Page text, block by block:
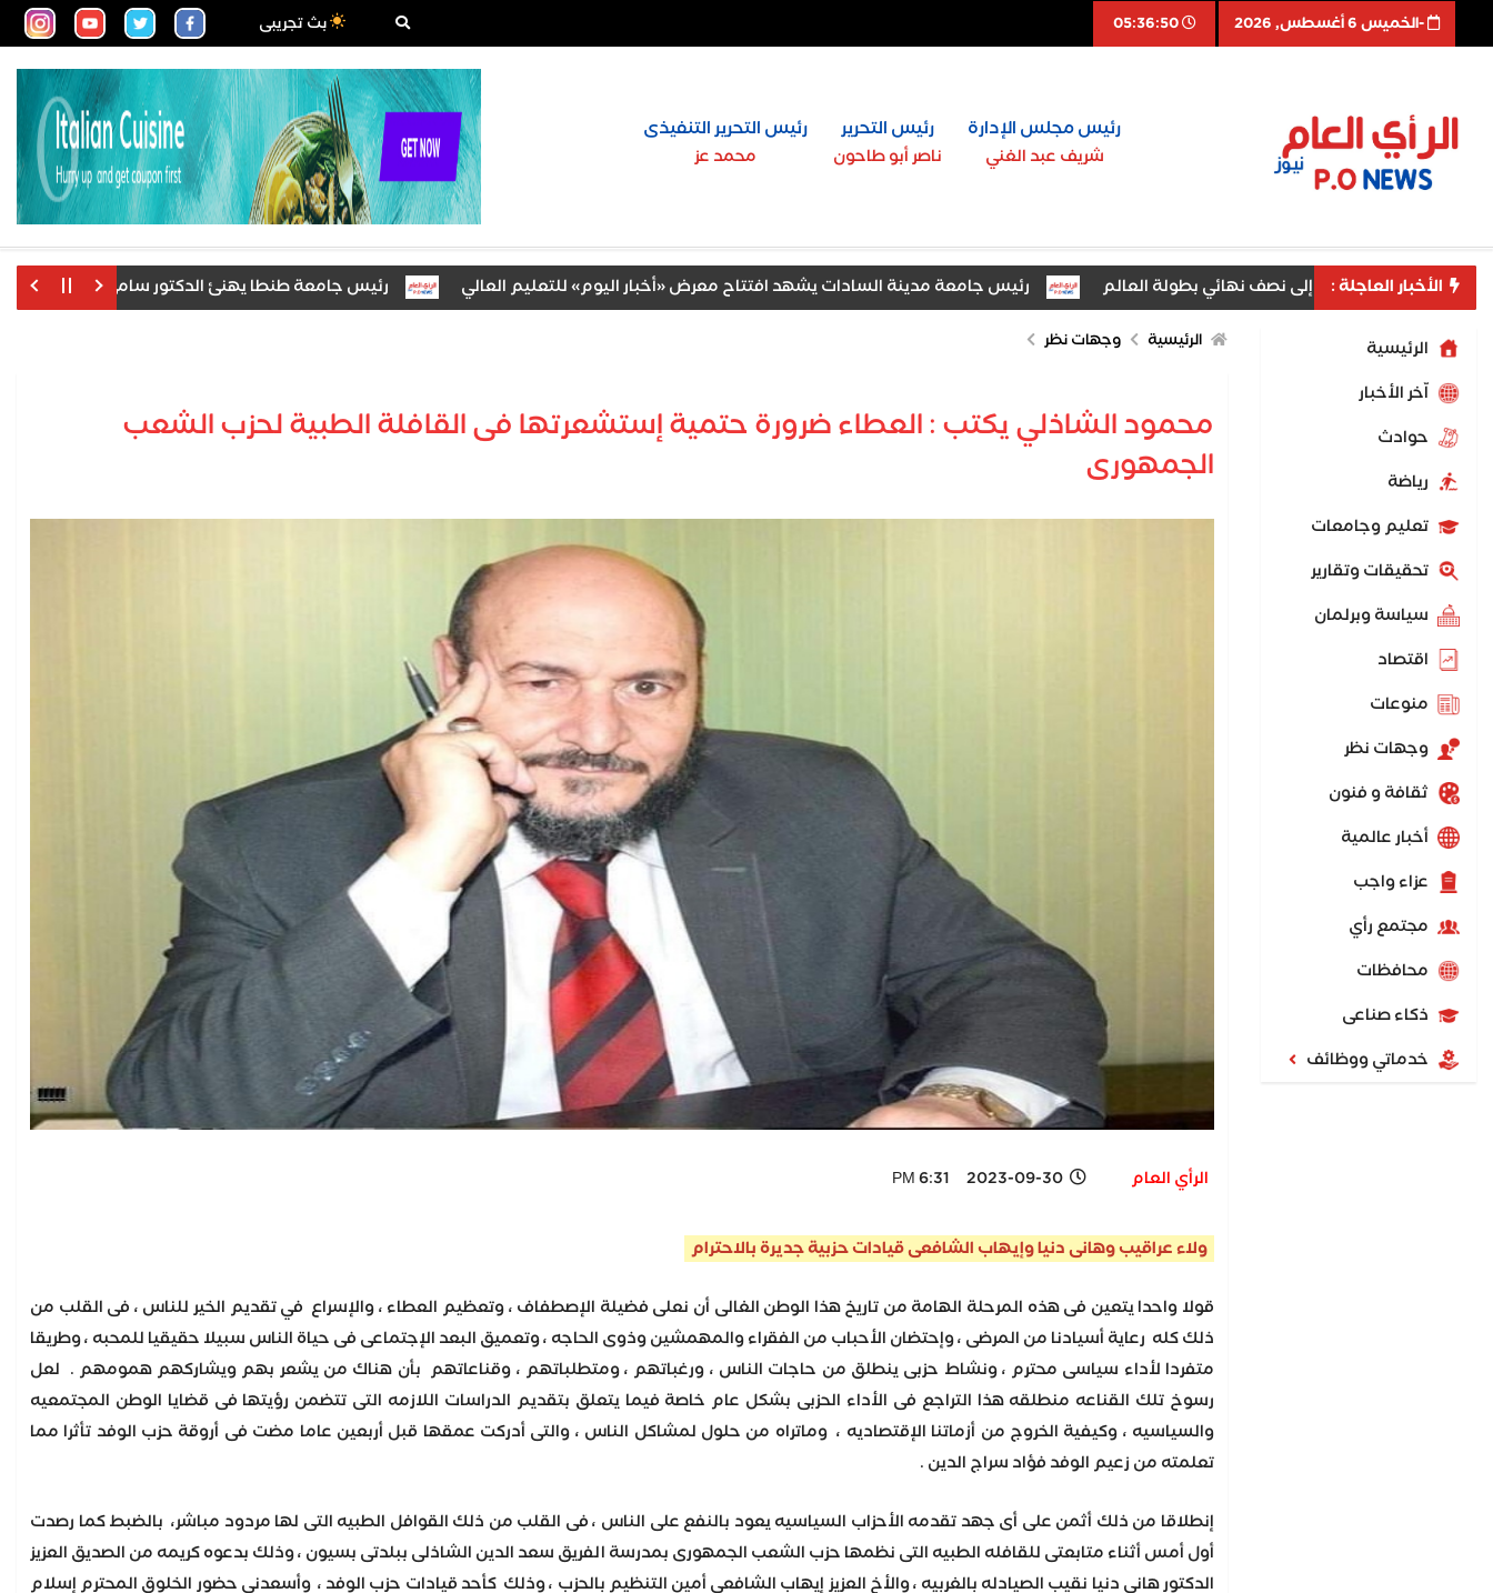
-الخميس 6 أغسطس, 2026 05:36:51 بث تجريبى
رئيس مجلس الإدارة
شريف عبد الغني
رئيس التحرير
ناصر أبو طاحون
رئيس التحرير التنفيذى
محمد عز
الأخبار العاجلة :
لناشئات اليد إلى نصف نهائي بطولة العالم رئيس جامعة مدينة السادات يشهد افتتاح معرض «أخبار اليوم» للتعليم العالي رئيس جامعة طنطا يهنئ الدكتور سامي عبد العال بتكليفه
والرياضة بالغربية يكرم المشاركين باختتام دورة «اكتشف... ذاتك» بالتعاون مع مؤسسة العلوم الإنسانية
الرئيسية
اّخر الأخبار
حوادث
رياضة
تعليم وجامعات
تحقيقات وتقارير
سياسة وبرلمان
اقتصاد
منوعات
وجهات نظر
ثقافة و فنون
أخبار عالمية
عزاء واجب
مجتمع رأي
محافظات
ذكاء صناعى
خدماتي ووظائف
الرئيسية وجهات نظر
محمود الشاذلي يكتب : العطاء ضرورة حتمية إستشعرتها فى القافلة الطبية لحزب الشعب
الجمهورى
الرأي العام 2023-09-30 6:31 PM
ولاء عراقيب وهانى دنيا وإيهاب الشافعى قيادات حزبية جديرة بالاحترام
قولا واحدا يتعين فى هذه المرحلة الهامة من تاريخ هذا الوطن الغالى أن نعلى فضيلة الإصطفاف ، وتعظيم العطاء ، والإسراع في تقديم الخير للناس ، فى القلب من
ذلك كله رعاية أسيادنا من المرضى ، وإحتضان الأحباب من الفقراء والمهمشين وذوى الحاجه ، وتعميق البعد الإجتماعى فى حياة الناس سبيلا حقيقيا للمحبه ، وطريقا
متفردا لأداء سياسى محترم ، ونشاط حزبى ينطلق من حاجات الناس ، ورغباتهم ، ومتطلباتهم ، وقناعاتهم بأن هناك من يشعر بهم ويشاركهم همومهم . لعل
رسوخ تلك القناعه منطلقه هذا التراجع فى الأداء الحزبى بشكل عام خاصة فيما يتعلق بتقديم الدراسات اللازمه التى تتضمن رؤيتها فى قضايا الوطن المجتمعيه
والسياسيه ، وكيفية الخروج من أزماتنا الإقتصاديه ، وماتراه من حلول لمشاكل الناس ، والتى أدركت عمقها قبل أربعين عاما مضت فى أروقة حزب الوفد تأثرا مما
تعلمته من زعيم الوفد فؤاد سراج الدين .
إنطلاقا من ذلك أثمن على أى جهد تقدمه الأحزاب السياسيه يعود بالنفع على الناس ، فى القلب من ذلك القوافل الطبيه التى لها مردود مباشر، بالضبط كما رصدت
أول أمس أثناء متابعتى للقافله الطبيه التى نظمها حزب الشعب الجمهورى بمدرسة الفريق سعد الدين الشاذلى ببلدتى بسيون ، وذلك بدعوه كريمه من الصديق العزيز
الدكتور هانى دنيا نقيب الصيادله بالغربيه ، والأخ العزيز إيهاب الشافعى أمين التنظيم بالحزب ، وذلك كأحد قيادات حزب الوفد ، وأسعدنى حضور الخلوق المحترم إسلام